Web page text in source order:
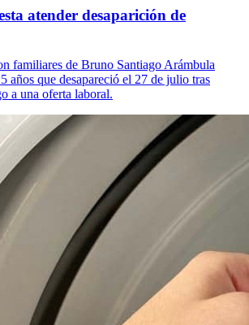
atender desaparición de
familiares de Bruno Santiago Arámbula
años que desapareció el 27 de julio tras
a una oferta laboral.